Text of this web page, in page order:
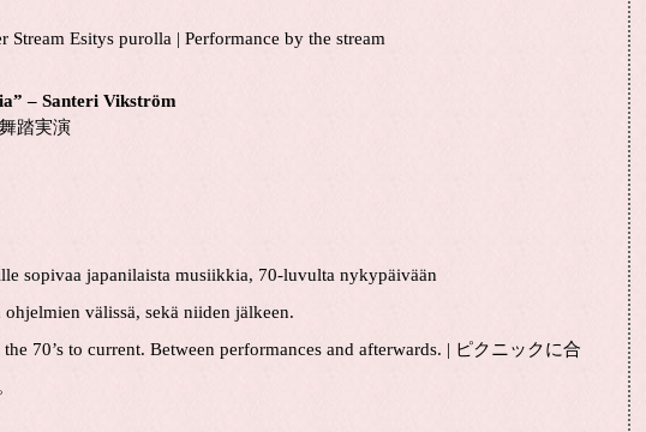
Esitys purolla | Performance by the stream
– Santeri Vikström
踏実演
sopivaa japanilaista musiikkia, 70-luvulta nykypäivään
välissä, sekä niiden jälkeen.
70’s to current. Between performances and afterwards. | ピクニックに合